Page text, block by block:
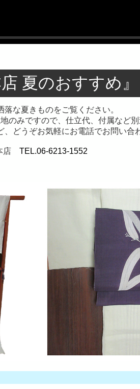
夏のおすすめ』
落な夏きものをご覧ください。
のみですので、仕立代、付属など別
どうぞお気軽にお電話でお問い合
店 TEL.06-6213-1552